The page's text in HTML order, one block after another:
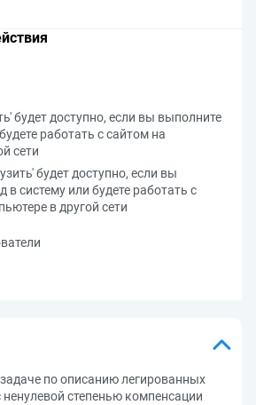
будет доступно, если вы выполните
работать с сайтом на
сети
будет доступно, если вы
в систему или будете работать с
в другой сети
по описанию легированных
степенью компенсации